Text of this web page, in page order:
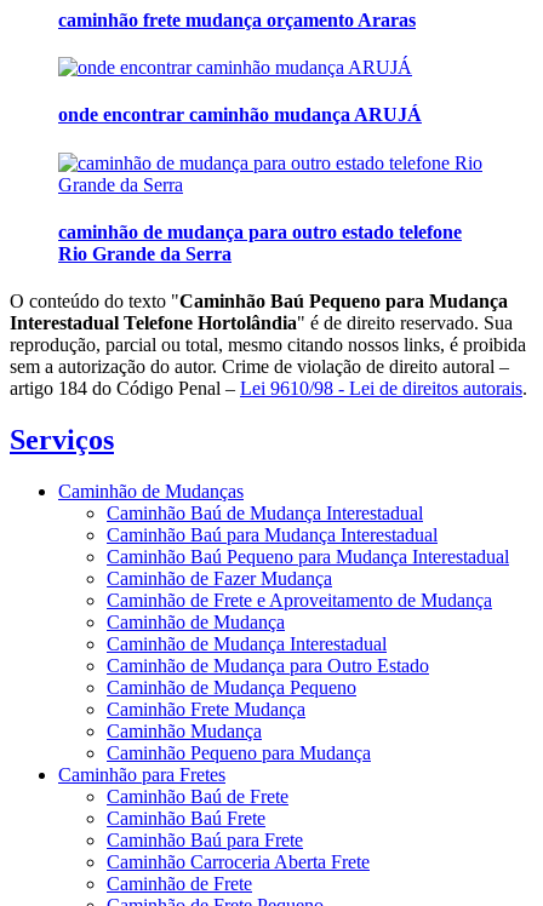
caminhão frete mudança orçamento Araras
onde encontrar caminhão mudança ARUJÁ
caminhão de mudança para outro estado telefone
Rio Grande da Serra
O conteúdo do texto "Caminhão Baú Pequeno para Mudança
Interestadual Telefone Hortolândia" é de direito reservado. Sua
reprodução, parcial ou total, mesmo citando nossos links, é proibida
sem a autorização do autor. Crime de violação de direito autoral –
artigo 184 do Código Penal – Lei 9610/98 - Lei de direitos autorais.
Serviços
Caminhão de Mudanças
Caminhão Baú de Mudança Interestadual
Caminhão Baú para Mudança Interestadual
Caminhão Baú Pequeno para Mudança Interestadual
Caminhão de Fazer Mudança
Caminhão de Frete e Aproveitamento de Mudança
Caminhão de Mudança
Caminhão de Mudança Interestadual
Caminhão de Mudança para Outro Estado
Caminhão de Mudança Pequeno
Caminhão Frete Mudança
Caminhão Mudança
Caminhão Pequeno para Mudança
Caminhão para Fretes
Caminhão Baú de Frete
Caminhão Baú Frete
Caminhão Baú para Frete
Caminhão Carroceria Aberta Frete
Caminhão de Frete